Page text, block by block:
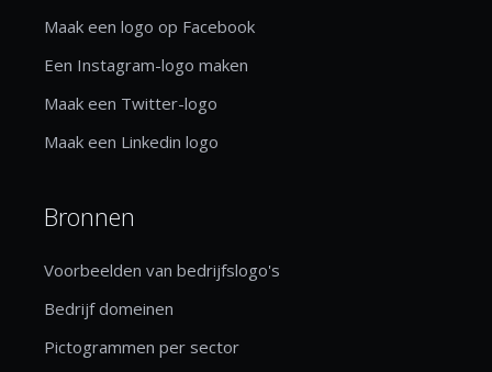
Maak een logo op Facebook
Een Instagram-logo maken
Maak een Twitter-logo
Maak een Linkedin logo
Bronnen
Voorbeelden van bedrijfslogo's
Bedrijf domeinen
Pictogrammen per sector